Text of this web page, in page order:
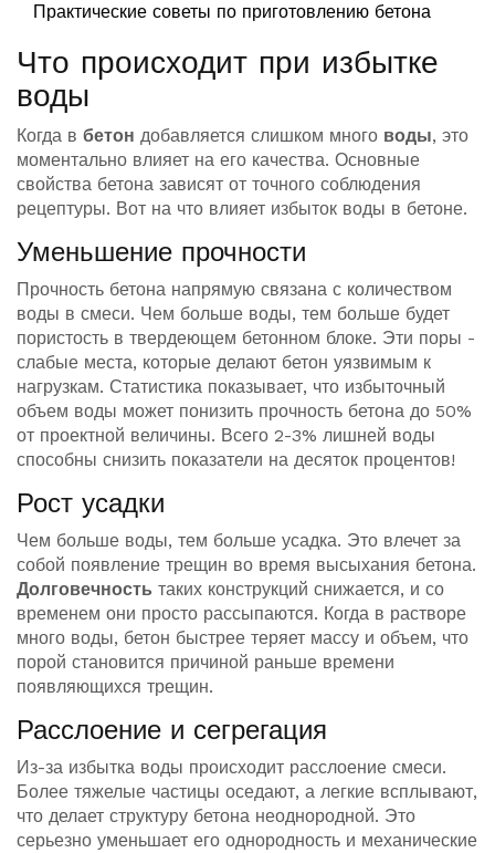
Практические советы по приготовлению бетона
Что происходит при избытке
воды
Когда в бетон добавляется слишком много воды, это
моментально влияет на его качества. Основные
свойства бетона зависят от точного соблюдения
рецептуры. Вот на что влияет избыток воды в бетоне.
Уменьшение прочности
Прочность бетона напрямую связана с количеством
воды в смеси. Чем больше воды, тем больше будет
пористость в твердеющем бетонном блоке. Эти поры -
слабые места, которые делают бетон уязвимым к
нагрузкам. Статистика показывает, что избыточный
объем воды может понизить прочность бетона до 50%
от проектной величины. Всего 2-3% лишней воды
способны снизить показатели на десяток процентов!
Рост усадки
Чем больше воды, тем больше усадка. Это влечет за
собой появление трещин во время высыхания бетона.
Долговечность таких конструкций снижается, и со
временем они просто рассыпаются. Когда в растворе
много воды, бетон быстрее теряет массу и объем, что
порой становится причиной раньше времени
появляющихся трещин.
Расслоение и сегрегация
Из-за избытка воды происходит расслоение смеси.
Более тяжелые частицы оседают, а легкие всплывают,
что делает структуру бетона неоднородной. Это
серьезно уменьшает его однородность и механические